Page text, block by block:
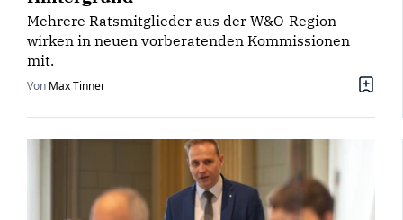
Mehrere Ratsmitglieder aus der W&O-Region
wirken in neuen vorberatenden Kommissionen
mit.
Von Max Tinner